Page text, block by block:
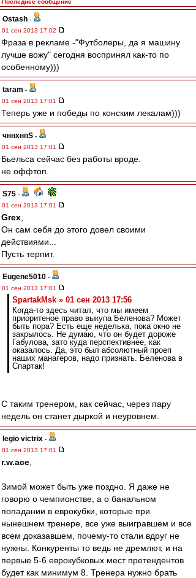
Последнее сообщение
Ostash -
01 сен 2013 17:02
Фраза в рекламе -"Футболеры, да я машину
лучше вожу" сегодня воспринял как-то по
особенному)))
taram -
01 сен 2013 17:01
Теперь уже и победы по конским лекалам)))
чннхнпS -
01 сен 2013 17:01
Бьельса сейчас без работы вроде.
не оффтоп.
S75 -
01 сен 2013 17:01
Grex
Он сам себя до этого довел своими
действиями...
Пусть терпит.
Eugene5010 -
01 сен 2013 17:01
SpartakMsk » 01 сен 2013 17:56
Когда-то здесь читал, что мы имеем
приоритеное право выкупа Беленова? Может
быть пора? Есть еще неделька, пока окно не
закрылось. Не думаю, что он будет дороже
Габулова, зато куда перспективнее, как
оказалось. Да, это был абсолютный проеп
наших манагеров, надо признать. Беленова в
Спартак!
С таким тренером, как сейчас, через пару
недель он станет дыркой и неуровнем.
legio victrix -
01 сен 2013 17:01
r.w.ace
Зимой может быть уже поздно. Я даже не
говорю о чемпионстве, а о банальном
попадании в еврокубки, которые при
нынешнем тренере, все уже выигравшем и все
всем доказавшем, почему-то стали вдруг не
нужны. Конкуренты то ведь не дремлют, и на
первые 5-6 еврокубковых мест претендентов
будет как минимум 8. Тренера нужно брать